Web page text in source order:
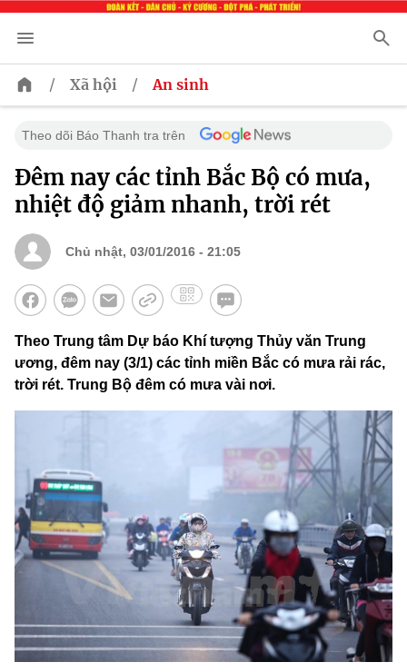
/ Xã hội / An sinh
Theo dõi Báo Thanh tra trên
Đêm nay các tỉnh Bắc Bộ có mưa,
nhiệt độ giảm nhanh, trời rét
Chủ nhật, 03/01/2016 - 21:05
Theo Trung tâm Dự báo Khí tượng Thủy văn Trung
ương, đêm nay (3/1) các tỉnh miền Bắc có mưa rải rác,
trời rét. Trung Bộ đêm có mưa vài nơi.